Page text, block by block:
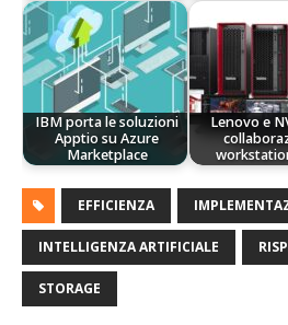
IBM porta le soluzioni
Apptio su Azure
Marketplace
Lenovo e
EFFICIENZA
INTELLIGENZA ARTIFICIALE
STORAGE